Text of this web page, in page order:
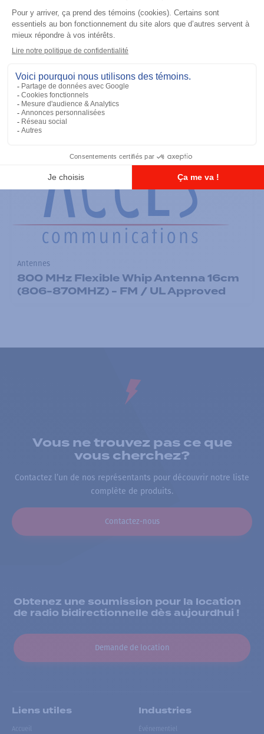
Antennes
900 MHz Short Whip Antenna 11cm
(896-941MHZ) - FM / UL Approved
Ajouter à la liste
Antennes
800 MHz Flexible Whip Antenna 16cm
(806-870MHZ) - FM / UL Approved
Vous ne trouvez pas ce que
vous cherchez?
Contactez l’un de nos représentants pour découvrir notre liste
complète de produits.
Contactez-nous
Obtenez une soumission pour la location
de radio bidirectionnelle dès aujourdhui !
Demande de location
Liens utiles
Accueil
Industries
Événementiel